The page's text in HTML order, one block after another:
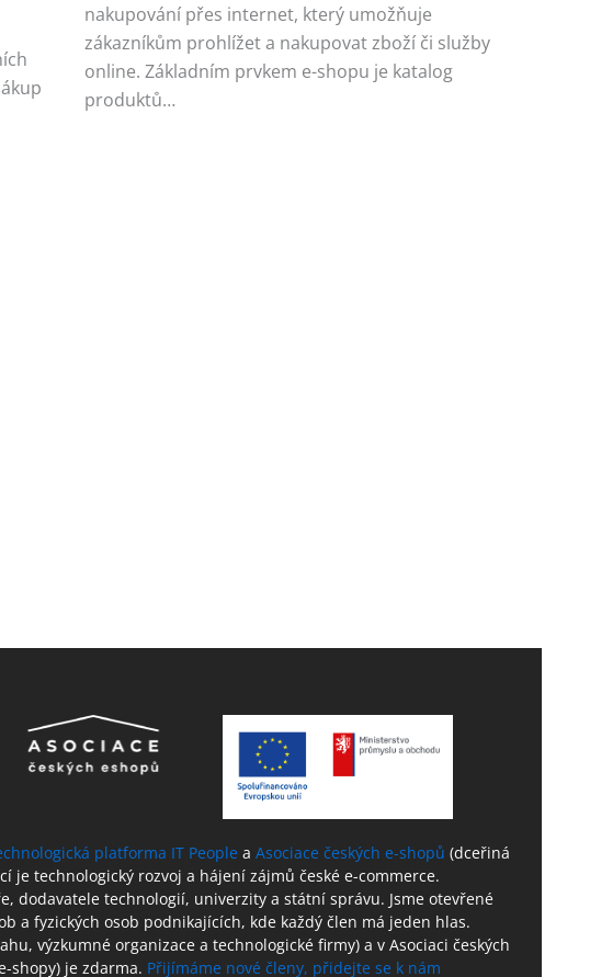
nakupování přes internet, který umožňuje
zákazníkům prohlížet a nakupovat zboží či služby
online. Základním prvkem e-shopu je katalog
produktů…
platforma IT People aAsociace českých e-shopů (dceřiná
je technologický rozvoj a hájení zájmů české e-commerce.
dodavatele technologií, univerzity a státní správu. Jsme otevřené
a fyzických osob podnikajících, kde každý člen má jeden hlas.
výzkumné organizace a technologické firmy) a v Asociaci českých
shopy) je zdarma. Přijímáme nové členy, přidejte se k nám